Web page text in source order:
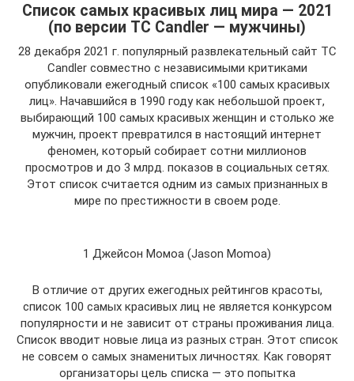
Список самых красивых лиц мира — 2021
(по версии TC Candler — мужчины)
28 декабря 2021 г. популярный развлекательный сайт TC
Candler совместно с независимыми критиками
опубликовали ежегодный список «100 самых красивых
лиц». Начавшийся в 1990 году как небольшой проект,
выбирающий 100 самых красивых женщин и столько же
мужчин, проект превратился в настоящий интернет
феномен, который собирает сотни миллионов
просмотров и до 3 млрд. показов в социальных сетях.
Этот список считается одним из самых признанных в
мире по престижности в своем роде.
1 Джейсон Момоа (Jason Momoa)
В отличие от других ежегодных рейтингов красоты,
список 100 самых красивых лиц не является конкурсом
популярности и не зависит от страны проживания лица.
Список вводит новые лица из разных стран. Этот список
не совсем о самых знаменитых личностях. Как говорят
организаторы цель списка — это попытка